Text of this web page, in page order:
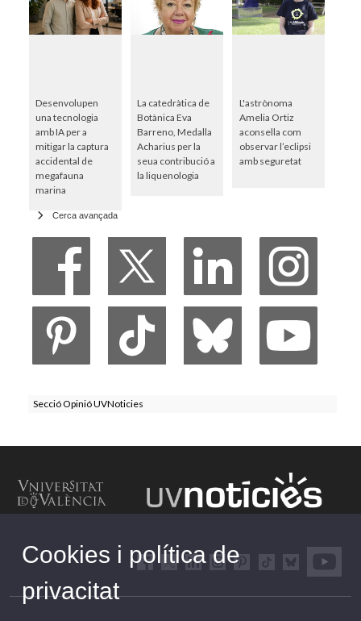
Desenvolupen
una tecnologia
amb IA per a
mitigar la captura
accidental de
megafauna
marina
La catedràtica de
Botànica Eva
Barreno, Medalla
Acharius per la
seua contribució a
la liquenologia
L'astrònoma
Amelia Ortiz
aconsella com
observar l’eclipsi
amb seguretat
Cerca avançada
Secció Opinió UVNoticies
Cookies i política de
privacitat